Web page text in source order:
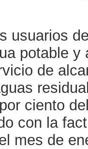
usuarios
potable y
de
ciento
con la
mes de